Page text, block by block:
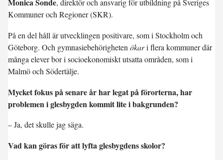
Monica Sonde, direktör och ansvarig för utbildning på Sveriges
Kommuner och Regioner (SKR).
På en del håll är utvecklingen positivare, som i Stockholm och
Göteborg. Och gymnasiebehörigheten ökari flera kommuner där
många elever bor i socioekonomiskt utsatta områden, som i
Malmö och Södertälje.
Mycket fokus på senare år har legat på förorterna, har
problemen i glesbygden kommit lite i bakgrunden?
– Ja, det skulle jag säga.
Vad kan göras för att lyfta glesbygdens skolor?